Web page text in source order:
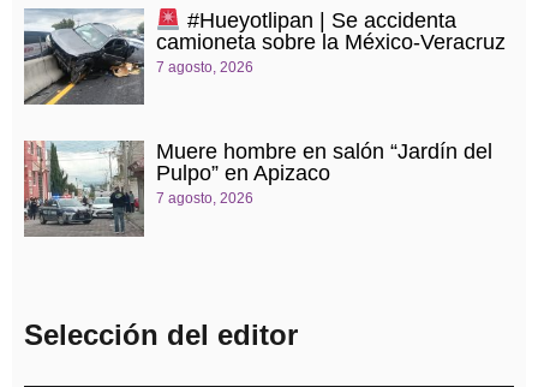
#Hueyotlipan | Se accidenta
camioneta sobre la México-Veracruz
7 agosto, 2026
Muere hombre en salón “Jardín del
Pulpo” en Apizaco
7 agosto, 2026
Selección del editor